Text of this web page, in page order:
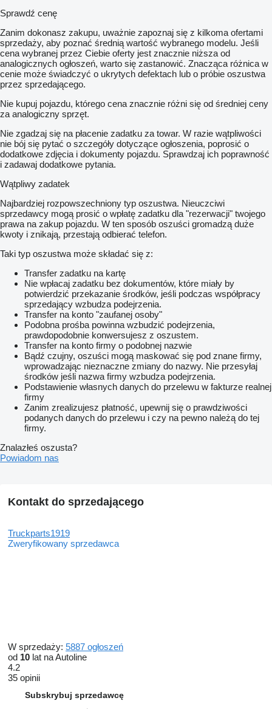
Sprawdź cenę
Zanim dokonasz zakupu, uważnie zapoznaj się z kilkoma ofertami
sprzedaży, aby poznać średnią wartość wybranego modelu. Jeśli
cena wybranej przez Ciebie oferty jest znacznie niższa od
analogicznych ogłoszeń, warto się zastanowić. Znacząca różnica w
cenie może świadczyć o ukrytych defektach lub o próbie oszustwa
przez sprzedającego.
Nie kupuj pojazdu, którego cena znacznie różni się od średniej ceny
za analogiczny sprzęt.
Nie zgadzaj się na płacenie zadatku za towar. W razie wątpliwości
nie bój się pytać o szczegóły dotyczące ogłoszenia, poprosić o
dodatkowe zdjęcia i dokumenty pojazdu. Sprawdzaj ich poprawność
i zadawaj dodatkowe pytania.
Wątpliwy zadatek
Najbardziej rozpowszechniony typ oszustwa. Nieuczciwi
sprzedawcy mogą prosić o wpłatę zadatku dla "rezerwacji" twojego
prawa na zakup pojazdu. W ten sposób oszuści gromadzą duże
kwoty i znikają, przestają odbierać telefon.
Taki typ oszustwa może składać się z:
Transfer zadatku na kartę
Nie wpłacaj zadatku bez dokumentów, które miały by
potwierdzić przekazanie środków, jeśli podczas współpracy
sprzedający wzbudza podejrzenia.
Transfer na konto "zaufanej osoby"
Podobna prośba powinna wzbudzić podejrzenia,
prawdopodobnie konwersujesz z oszustem.
Transfer na konto firmy o podobnej nazwie
Bądź czujny, oszuści mogą maskować się pod znane firmy,
wprowadzając nieznaczne zmiany do nazwy. Nie przesyłaj
środków jeśli nazwa firmy wzbudza podejrzenia.
Podstawienie własnych danych do przelewu w fakturze realnej
firmy
Zanim zrealizujesz płatność, upewnij się o prawdziwości
podanych danych do przelewu i czy na pewno należą do tej
firmy.
Znalazłeś oszusta?
Powiadom nas
Kontakt do sprzedającego
Truckparts1919
Zweryfikowany sprzedawca
W sprzedaży: 5887 ogłoszeń
od 10 lat na Autoline
4.2
35 opinii
Subskrybuj sprzedawcę